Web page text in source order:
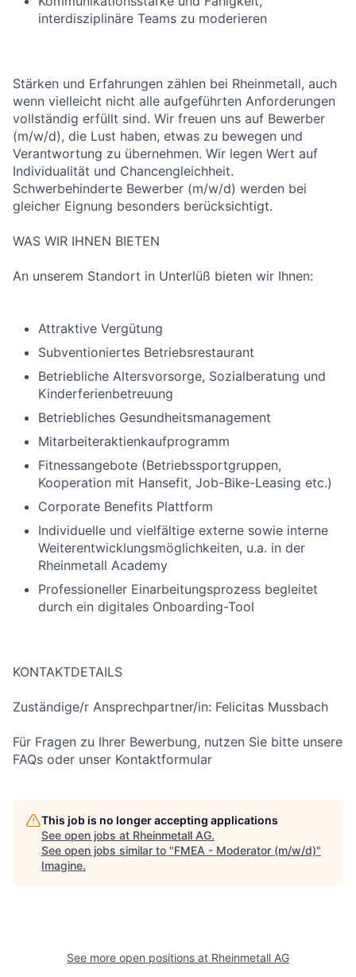
interdisziplinäre Teams zu moderieren
Stärken und Erfahrungen zählen bei Rheinmetall, auch
wenn vielleicht nicht alle aufgeführten Anforderungen
vollständig erfüllt sind. Wir freuen uns auf Bewerber
(m/w/d), die Lust haben, etwas zu bewegen und
Verantwortung zu übernehmen. Wir legen Wert auf
Individualität und Chancengleichheit.
Schwerbehinderte Bewerber (m/w/d) werden bei
gleicher Eignung besonders berücksichtigt.
WAS WIR IHNEN BIETEN
An unserem Standort in Unterlüß bieten wir Ihnen:
Attraktive Vergütung
Subventioniertes Betriebsrestaurant
Betriebliche Altersvorsorge, Sozialberatung und
Kinderferienbetreuung
Betriebliches Gesundheitsmanagement
Mitarbeiteraktienkaufprogramm
Fitnessangebote (Betriebssportgruppen,
Kooperation mit Hansefit, Job-Bike-Leasing etc.)
Corporate Benefits Plattform
Individuelle und vielfältige externe sowie interne
Weiterentwicklungsmöglichkeiten, u.a. in der
Rheinmetall Academy
Professioneller Einarbeitungsprozess begleitet
durch ein digitales Onboarding-Tool
KONTAKTDETAILS
Zuständige/r Ansprechpartner/in: Felicitas Mussbach
Für Fragen zu Ihrer Bewerbung, nutzen Sie bitte unsere
FAQs oder unser Kontaktformular
This job is no longer accepting applications
See open jobs at Rheinmetall AG.
See open jobs similar to "FMEA - Moderator (m/w/d)"
Imagine.
See more open positions at Rheinmetall AG